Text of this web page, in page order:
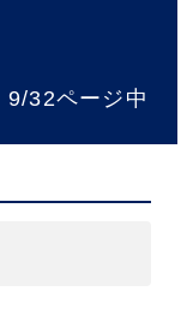
9/32ページ中